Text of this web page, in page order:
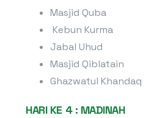
Masjid Quba
Kebun Kurma
Jabal Uhud
Masjid Qiblatain
Ghazwatul Khandaq
HARI KE 4 : MADINAH